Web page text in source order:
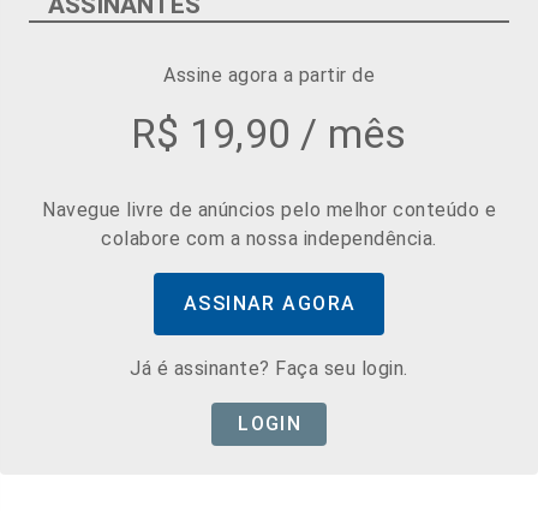
Assine agora a partir de
R$ 19,90 / mês
Navegue livre de anúncios pelo melhor conteúdo e
colabore com a nossa independência.
ASSINAR AGORA
Já é assinante? Faça seu login.
LOGIN